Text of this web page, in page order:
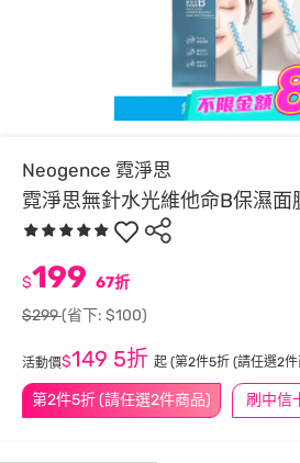
Neogence 霓淨思
霓淨思無針水光維他命B保濕面
第2件5折 (請任選2件商品)
$199 67折
$299(省下: $100)
活動價$149 5折 起 (第2件5折 (請任選2